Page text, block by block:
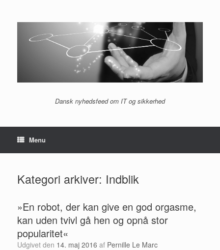
indhold
Dansk nyhedsfeed om IT og sikkerhed
Menu
Kategori arkiver: Indblik
»En robot, der kan give en god orgasme,
kan uden tvivl gå hen og opnå stor
popularitet«
Udgivet den 14. maj 2016 af Pernille Le Marc